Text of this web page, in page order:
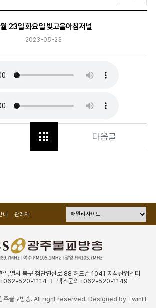
23일 화요일 빛고을아침저널
2023-05-23
다음글
내 관리자
별시 북구 첨단연신로 88 허드슨 1041 지식산업센터
: 062-520-1114 팩스문의 : 062-520-1149
불교방송. All right reserved. Designed by TwinH